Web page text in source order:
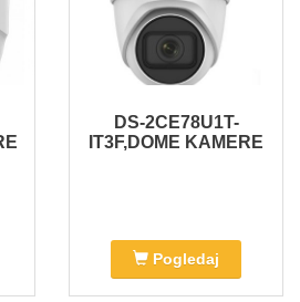
DS-2CE78U1T-
IT3F,DOME KAMERE
Pogledaj